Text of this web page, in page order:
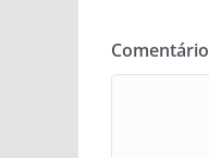
Comentário